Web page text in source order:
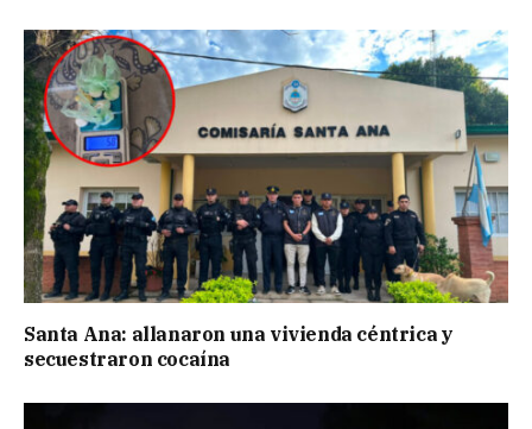
Santa Ana: allanaron una vivienda céntrica y
secuestraron cocaína